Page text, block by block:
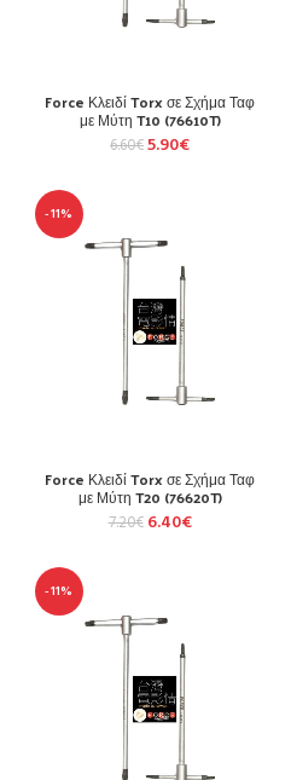
Force Κλειδί Torx σε Σχήμα Ταφ
με Μύτη T10 (76610T)
6.60€5.90€
-11%
Force Κλειδί Torx σε Σχήμα Ταφ
με Μύτη T20 (76620T)
7.20€ 6.40€
-11%